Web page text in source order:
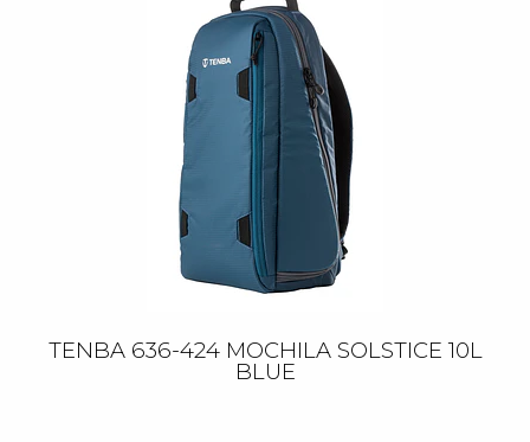
TENBA 636-424 MOCHILA SOLSTICE 10L
BLUE